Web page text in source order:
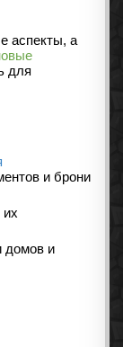
аспекты, а
для
и брони
их
домов и